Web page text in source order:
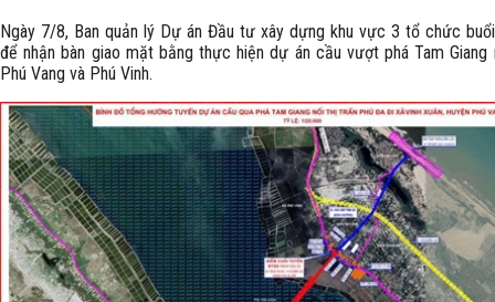
Ngày 7/8, Ban quản lý Dự án Đầu tư xây dựng khu vực 3 tổ chức
để nhận bàn giao mặt bằng thực hiện dự án cầu vượt phá Tam Giang
Phú Vang và Phú Vinh.